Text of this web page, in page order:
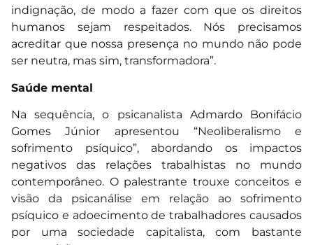
indignação, de modo a fazer com que os direitos
humanos sejam respeitados. Nós precisamos
acreditar que nossa presença no mundo não pode
ser neutra, mas sim, transformadora”.
Saúde mental
Na sequência, o psicanalista Admardo Bonifácio
Gomes Júnior apresentou “Neoliberalismo e
sofrimento psíquico”, abordando os impactos
negativos das relações trabalhistas no mundo
contemporâneo. O palestrante trouxe conceitos e
visão da psicanálise em relação ao sofrimento
psíquico e adoecimento de trabalhadores causados
por uma sociedade capitalista, com bastante